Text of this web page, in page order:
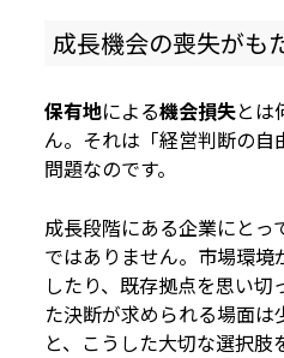
成長機会の喪失がも
保有地による機会損失とは
ん。それは「経営判断の
問題なのです。
成長段階にある企業にとっ
ではありません。市場環
したり、既存拠点を思い
た決断が求められる場面
と、こうした大切な選択肢